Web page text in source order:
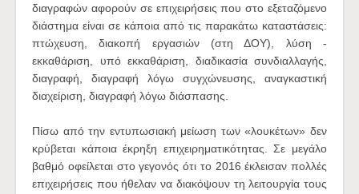
διαγραφών αφορούν σε επιχειρήσεις που στο εξεταζόμενο
διάστημα είναι σε κάποια από τις παρακάτω καταστάσεις:
πτώχευση, διακοπή εργασιών (στη ΔΟΥ), λύση -
εκκαθάριση, υπό εκκαθάριση, διαδικασία συνδιαλλαγής,
διαγραφή, διαγραφή λόγω συγχώνευσης, αναγκαστική
διαχείριση, διαγραφή λόγω διάσπασης.
Πίσω από την εντυπωσιακή μείωση των «λουκέτων» δεν
κρύβεται κάποια έκρηξη επιχειρηματικότητας. Σε μεγάλο
βαθμό οφείλεται στο γεγονός ότι το 2016 έκλεισαν πολλές
επιχειρήσεις που ήθελαν να διακόψουν τη λειτουργία τους